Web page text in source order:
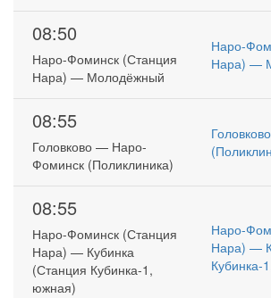
08:50
Наро-Фоминск (Станция
Нара) — Молодёжный
Наро-
Нара) —
08:55
Головково — Наро-
Фоминск (Поликлиника)
08:55
Наро-Фоминск (Станция
Нара) — Кубинка
(Станция Кубинка-1,
южная)
Наро-
Нара) —
Кубинка-